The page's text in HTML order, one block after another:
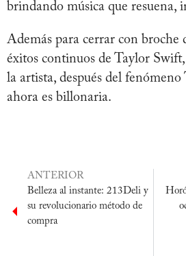
brindando música que resuena,
Además para cerrar con broche
éxitos continuos de Taylor
la artista, después del fenómeno
ahora es billonaria.
ANTERIOR
Belleza al instante: 213Deli y
su revolucionario método de
compra